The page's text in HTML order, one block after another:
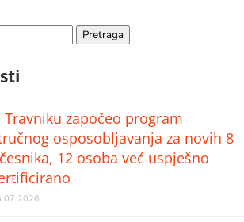
Travniku započeo program
osposobljavanja za novih 8
12 osoba već uspješno